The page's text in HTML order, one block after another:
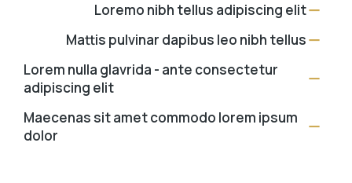
Loremo nibh tellus adipiscing elit
Mattis pulvinar dapibus leo nibh tellus
Lorem nulla glavrida - ante consectetur
adipiscing elit
Maecenas sit amet commodo lorem ipsum
dolor